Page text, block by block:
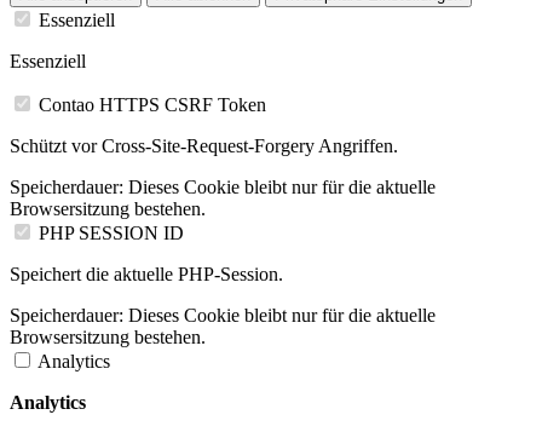
Essenziell
Essenziell
Contao HTTPS CSRF Token
Schützt vor Cross-Site-Request-Forgery Angriffen.
Speicherdauer: Dieses Cookie bleibt nur für die aktuelle
Browsersitzung bestehen.
PHP SESSION ID
Speichert die aktuelle PHP-Session.
Speicherdauer: Dieses Cookie bleibt nur für die aktuelle
Browsersitzung bestehen.
Analytics
Analytics